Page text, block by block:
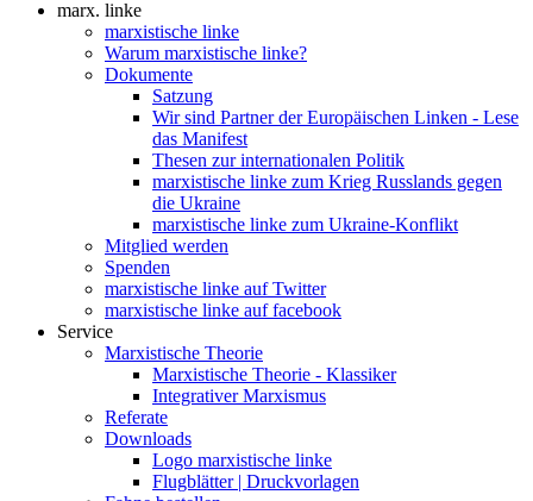
marx. linke
marxistische linke
Warum marxistische linke?
Dokumente
Satzung
Wir sind Partner der Europäischen Linken - Lese
das Manifest
Thesen zur internationalen Politik
marxistische linke zum Krieg Russlands gegen
die Ukraine
marxistische linke zum Ukraine-Konflikt
Mitglied werden
Spenden
marxistische linke auf Twitter
marxistische linke auf facebook
Service
Marxistische Theorie
Marxistische Theorie - Klassiker
Integrativer Marxismus
Referate
Downloads
Logo marxistische linke
Flugblätter | Druckvorlagen